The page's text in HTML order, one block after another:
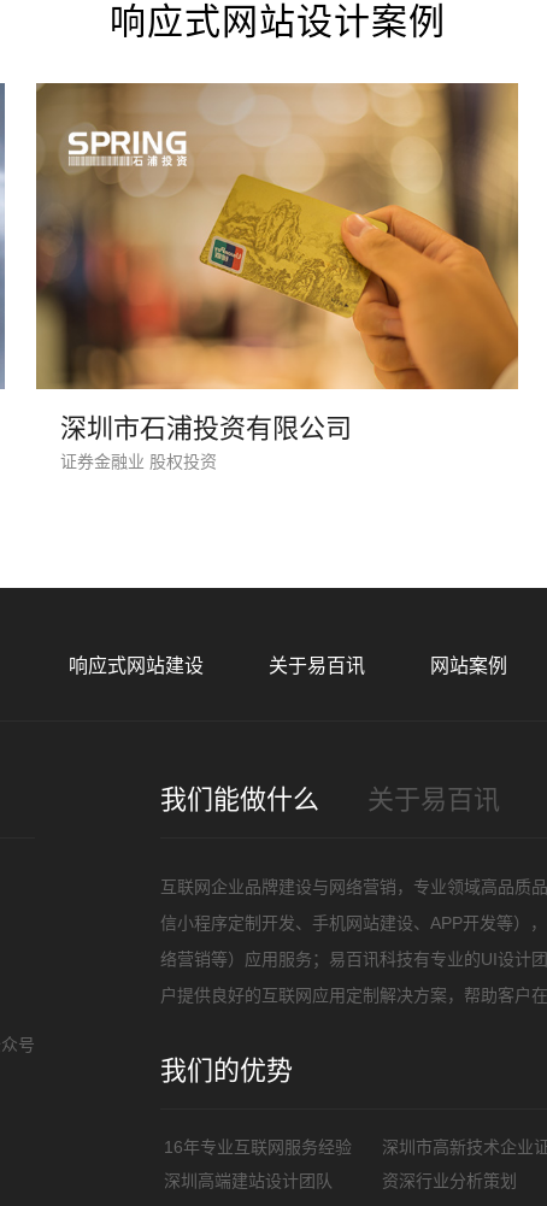
响应式网站设计案例
深圳市石浦投资有限公司
证券金融业 股权投资
响应式网站建设 关于易百讯 网站案例
号
我们能做什么 关于易百讯
互联网企业品牌建设与网络营销，专业领域高品质
信小程序定制开发、手机网站建设、APP开发等）
络营销等）应用服务；易百讯科技有专业的UI设计
户提供良好的互联网应用定制解决方案，帮助客户
我们的优势
16年专业互联网服务经验 深圳市高新技术企业
深圳高端建站设计团队
资深行业分析策划